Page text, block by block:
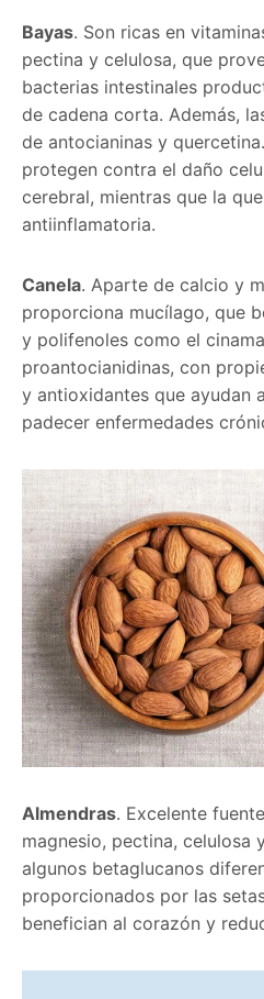
Bayas. Son ricas en
pectina y celulosa, que
bacterias intestinales
de cadena corta. Además,
de antocianinas y
protegen contra el daño
cerebral, mientras que la
antiinflamatoria.
Canela. Aparte de calcio y
proporciona mucílago, que
y polifenoles como el
proantocianidinas, con
y antioxidantes que ayudan
padecer enfermedades
Almendras. Excelente
magnesio, pectina, celulosa
algunos betaglucanos
proporcionados por las
benefician al corazón y